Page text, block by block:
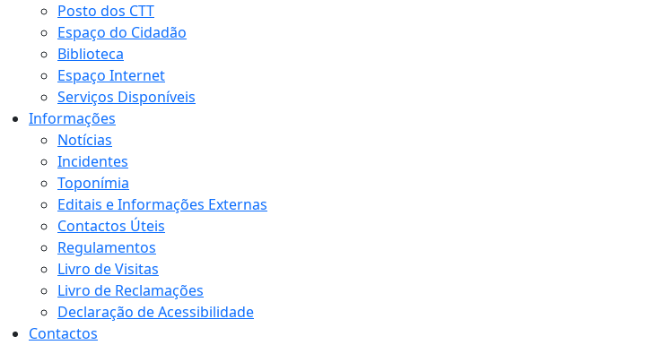
Posto dos CTT
Espaço do Cidadão
Biblioteca
Espaço Internet
Serviços Disponíveis
Informações
Notícias
Incidentes
Toponímia
Editais e Informações Externas
Contactos Úteis
Regulamentos
Livro de Visitas
Livro de Reclamações
Declaração de Acessibilidade
Contactos